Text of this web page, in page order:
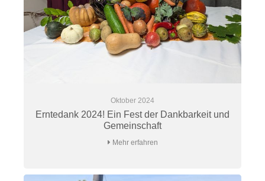
Oktober 2024
Erntedank 2024! Ein Fest der Dankbarkeit und
Gemeinschaft
Mehr erfahren